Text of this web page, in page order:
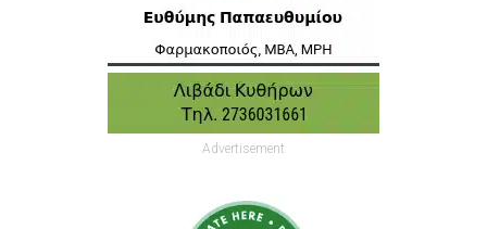
Advertisement